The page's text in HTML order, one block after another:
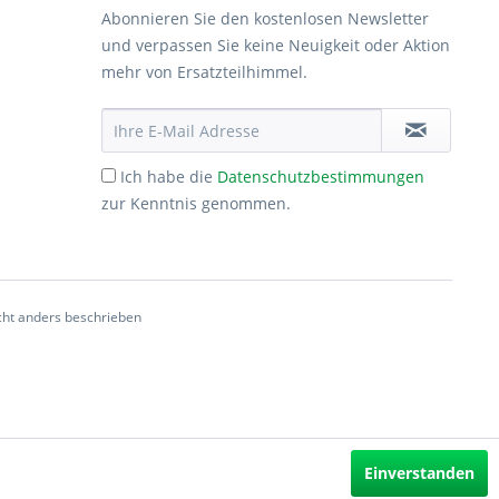
Abonnieren Sie den kostenlosen Newsletter
und verpassen Sie keine Neuigkeit oder Aktion
mehr von Ersatzteilhimmel.
Ich habe die Datenschutzbestimmungen
zur Kenntnis genommen.
anders beschrieben
Einverstanden